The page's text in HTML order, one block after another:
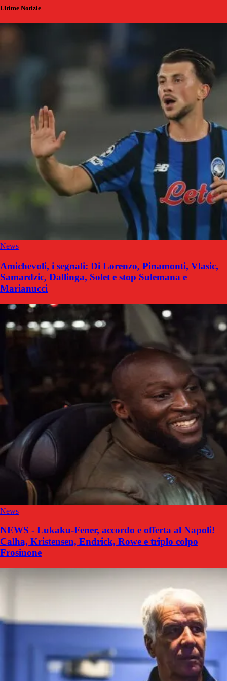
Ultime Notizie
News
Amichevoli, i segnali: Di Lorenzo, Pinamonti, Vlasic,
Samardzic, Dallinga, Solet e stop Sulemana e
Marianucci
News
NEWS - Lukaku-Fener, accordo e offerta al Napoli!
Calha, Kristensen, Endrick, Rowe e triplo colpo
Frosinone